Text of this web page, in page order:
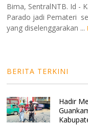
Bima, SentralNTB. Id -
Parado jadi Pemateri
yang diselenggarakan ...
BERITA TERKINI
Hadir